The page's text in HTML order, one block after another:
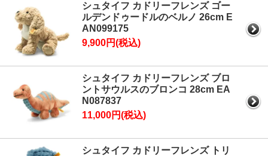
シュタイフ カドリーフレンズ ゴー
ルデンドゥードルのベルノ 26cm E
AN099175
9,900円(税込)
シュタイフ カドリーフレンズ ブロ
ントサウルスのブロンコ 28cm EA
N087837
11,000円(税込)
シュタイフ カドリーフレンズ トリ